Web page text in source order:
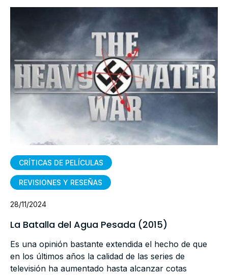
CRÍTICAS DE PELÍCULAS
REVISIONES Y RESEÑAS
28/11/2024
La Batalla del Agua Pesada (2015)
Es una opinión bastante extendida el hecho de que
en los últimos años la calidad de las series de
televisión ha aumentado hasta alcanzar cotas